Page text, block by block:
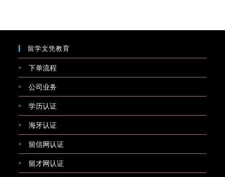
留学文凭教育
下单流程
公司业务
学历认证
海牙认证
留信网认证
留才网认证